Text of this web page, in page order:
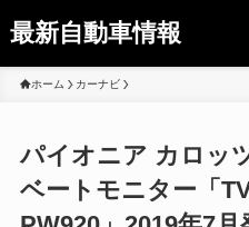
最新自動車情報
ホーム カーナビ
パイオニア カロッ
ベートモニター「